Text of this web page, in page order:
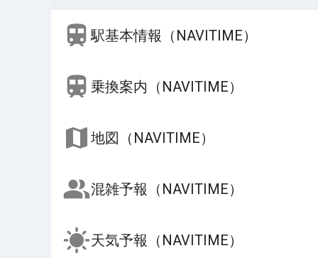
駅基本情報（NAVITIME）
乗換案内（NAVITIME）
地図（NAVITIME）
混雑予報（NAVITIME）
天気予報（NAVITIME）